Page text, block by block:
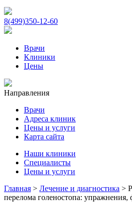
8(499)350-12-60
Врачи
Клиники
Цены
Направления
Врачи
Адреса клиник
Цены и услуги
Карта сайта
Наши клиники
Специалисты
Цены и услуги
Главная > Лечение и диагностика >
перелома голеностопа: упражнения,